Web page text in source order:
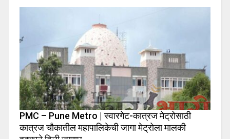
PMC – Pune Metro | स्वारगेट-कात्रज मेट्रोसाठी
कात्रज चौकातील महापालिकेची जागा मेट्रोला मालकी